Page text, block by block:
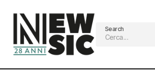
Search